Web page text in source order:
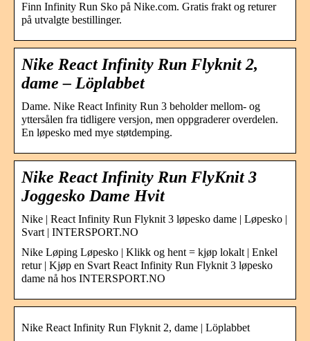
Finn Infinity Run Sko på Nike.com. Gratis frakt og returer
på utvalgte bestillinger.
Nike React Infinity Run Flyknit 2,
dame – Löplabbet
Dame. Nike React Infinity Run 3 beholder mellom- og
yttersålen fra tidligere versjon, men oppgraderer overdelen.
En løpesko med mye støtdemping.
Nike React Infinity Run FlyKnit 3
Joggesko Dame Hvit
Nike | React Infinity Run Flyknit 3 løpesko dame | Løpesko |
Svart | INTERSPORT.NO
Nike Løping Løpesko | Klikk og hent = kjøp lokalt | Enkel
retur | Kjøp en Svart React Infinity Run Flyknit 3 løpesko
dame nå hos INTERSPORT.NO
Nike React Infinity Run Flyknit 2, dame | Löplabbet